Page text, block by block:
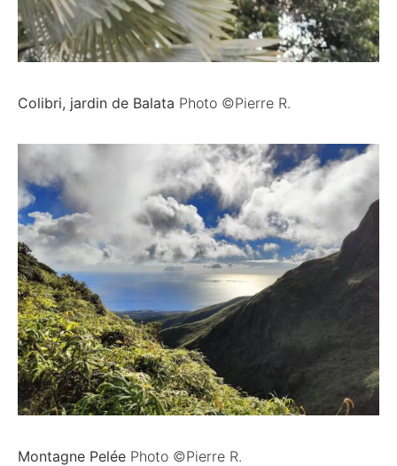
Colibri, jardin de Balata Photo ©Pierre R.
Montagne Pelée Photo ©Pierre R.